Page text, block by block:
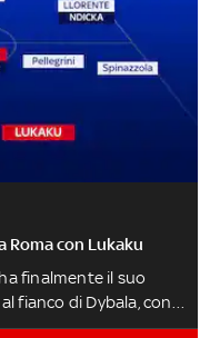
Roma con Lukaku
finalmente il suo
fianco di Dybala, con
dalla panchina. Tante